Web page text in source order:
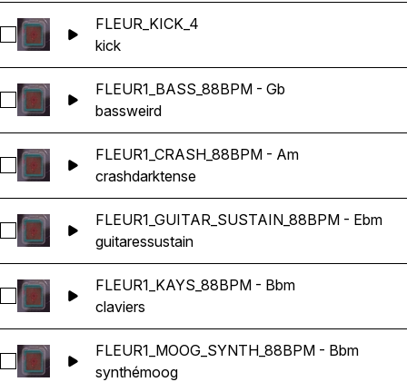
Sélectionnez FLEUR_KICK_4
FLEUR_KICK_4
kick
Sélectionnez FLEUR1_BASS_88BPM - Gb
FLEUR1_BASS_88BPM - Gb
bassweird
Sélectionnez FLEUR1_CRASH_88BPM - Am
FLEUR1_CRASH_88BPM - Am
crashdarktense
Sélectionnez FLEUR1_GUITAR_SUSTAIN_88BPM - Ebm
FLEUR1_GUITAR_SUSTAIN_88BPM - Ebm
guitaressustain
Sélectionnez FLEUR1_KAYS_88BPM - Bbm
FLEUR1_KAYS_88BPM - Bbm
claviers
Sélectionnez FLEUR1_MOOG_SYNTH_88BPM - Bbm
FLEUR1_MOOG_SYNTH_88BPM - Bbm
synthémoog